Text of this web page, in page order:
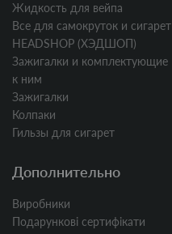
Жидкость для вейпа
Все для самокруток и сигарет
HEADSHOP (ХЭДШОП)
Зажигалки и комплектующие
к ним
Зажигалки
Колпаки
Гильзы для сигарет
Дополнительно
Виробники
Подарункові сертифікати